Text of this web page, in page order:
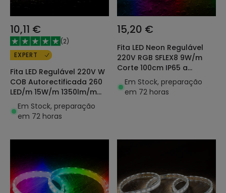
10,11 €
(2)
EXPERT
Fita LED Regulável 220V W
COB Autorectificada 260
LED/m 15W/m 1350lm/m
SILICONE FLEX Largura
10mm IP65 Corte 5cm à
Em Stock, preparação
em 72 horas
15,20 €
Fita LED Neon Regulável
220V RGB SFLEX8 9W/m
Corte 100cm IP65 a
Medida
Em Stock, preparação
em 72 horas